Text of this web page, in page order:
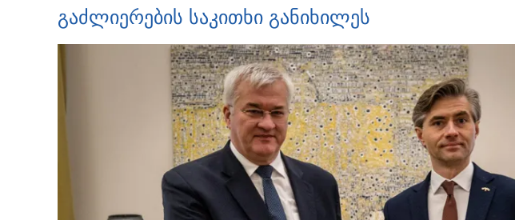
გაძლიერების საკითხი განიხილეს